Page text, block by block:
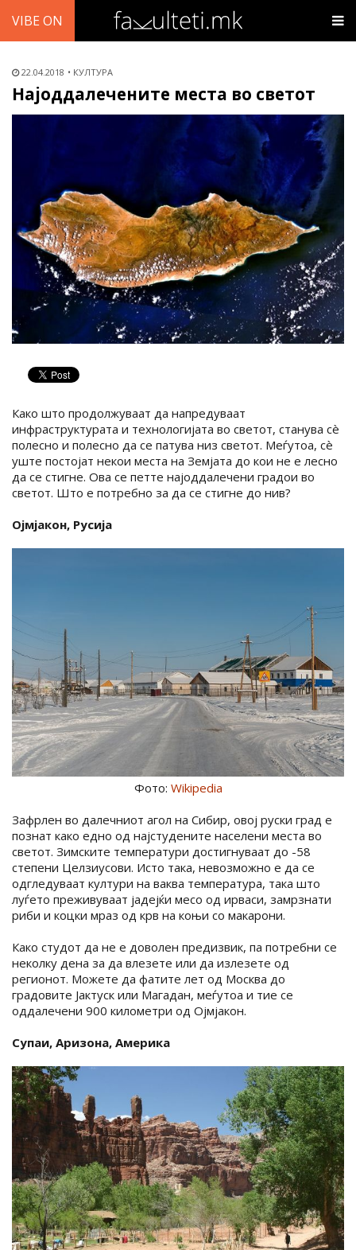
VIBE ON
22.04.2018 КУЛТУРА
Најоддалечените места во светот
Како што продолжуваат да напредуваат
инфраструктурата и технологијата во светот, станува сè
полесно и полесно да се патува низ светот. Меѓутоа, сè
уште постојат некои места на Земјата до кои не е лесно
да се стигне. Ова се петте најоддалечени градои во
светот. Што е потребно за да се стигне до нив?
Ојмјакон, Русија
Фото: Wikipedia
Зафрлен во далечниот агол на Сибир, овој руски град е
познат како едно од најстудените населени места во
светот. Зимските температури достигнуваат до -58
степени Целзиусови. Исто така, невозможно е да се
одгледуваат култури на ваква температура, така што
луѓето преживуваат јадејќи месо од ирваси, замрзнати
риби и коцки мраз од крв на коњи со макарони.
Како студот да не е доволен предизвик, па потребни се
неколку дена за да влезете или да излезете од
регионот. Можете да фатите лет од Москва до
градовите Јактуск или Магадан, меѓутоа и тие се
оддалечени 900 километри од Ојмјакон.
Супаи, Аризона, Америка